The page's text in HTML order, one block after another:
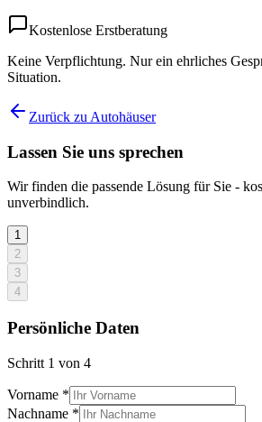
Kostenlose Erstberatung
Keine Verpflichtung. Nur ein ehrliches
Situation.
Zurück zu Autohäuser
Lassen Sie uns sprechen
Wir finden die passende Lösung für Sie -
unverbindlich.
1
2
3
4
Persönliche Daten
Schritt 1 von 4
Vorname *
Nachname *